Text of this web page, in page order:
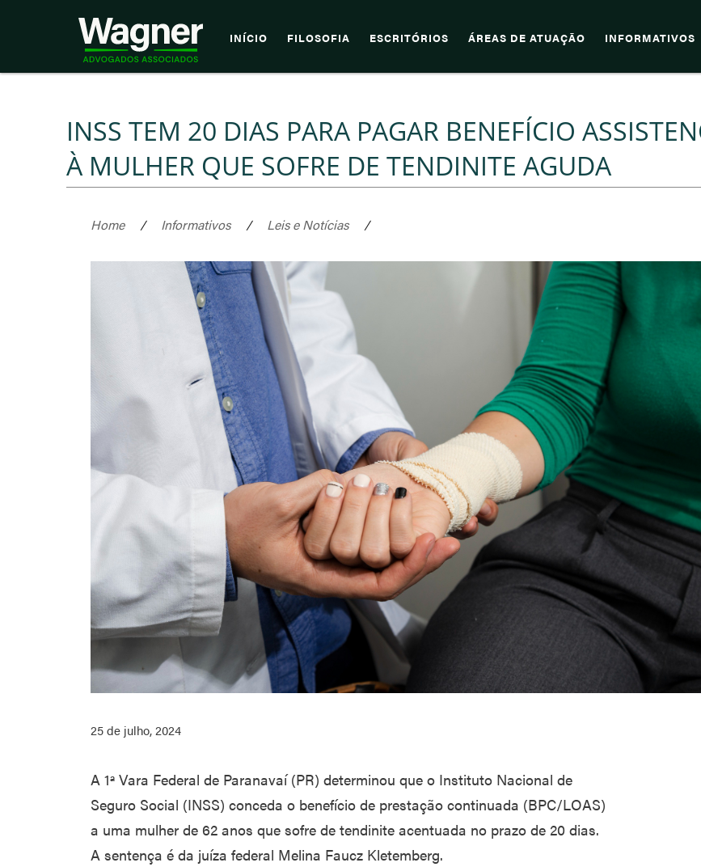
INÍCIO FILOSOFIA ESCRITÓRIOS ÁREAS DE ATUAÇÃO INFORMATIVOS
INSS TEM 20 DIAS PARA PAGAR BENEFÍCIO
À MULHER QUE SOFRE DE TENDINITE AGUDA
Home / Informativos / Leis e Notícias /
25 de julho, 2024
A 1ª Vara Federal de Paranavaí (PR) determinou que o Instituto Nacional de
Seguro Social (INSS) conceda o benefício de prestação continuada (BPC/LOAS)
a uma mulher de 62 anos que sofre de tendinite acentuada no prazo de 20 dias.
A sentença é da juíza federal Melina Faucz Kletemberg.